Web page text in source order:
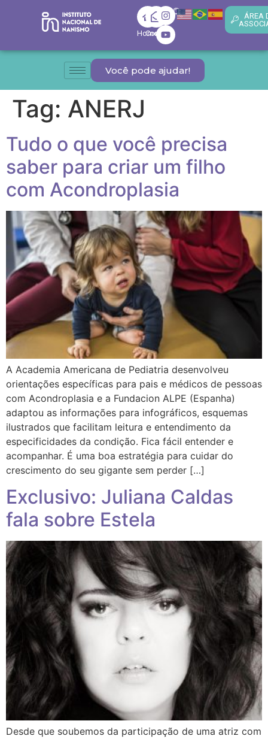
Home
Contato
ÁREA
Você pode ajudar!
Tag: ANERJ
Tudo o que você precisa
saber para criar um filho
com Acondroplasia
A Academia Americana de Pediatria desenvolveu
orientações específicas para pais e médicos de pessoas
com Acondroplasia e a Fundacion ALPE (Espanha)
adaptou as informações para infográficos, esquemas
ilustrados que facilitam leitura e entendimento da
especificidades da condição. Fica fácil entender e
acompanhar. É uma boa estratégia para cuidar do
crescimento do seu gigante sem perder […]
Exclusivo: Juliana Caldas
fala sobre Estela
Desde que soubemos da participação de uma atriz com